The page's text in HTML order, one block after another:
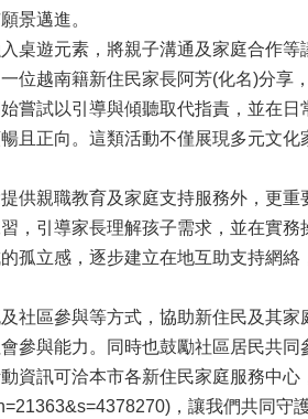
景邁進。
桌遊元素，將親子溝通及家庭合作等
位越南籍新住民家長阿芳(化名)分享
嘗試以引導與傾聽取代指責，並在日
且正向。這類活動不僅展現多元文化
供親職教育及家庭支持服務外，更重
，引導家長理解孩子需求，並在實務
孤立感，逐步建立在地互助支持網絡
社區參與等方式，協助新住民及其家
參與能力。同時也鼓勵社區居民共同
資訊可洽本市各新住民家庭服務中心
，讓我們共同守